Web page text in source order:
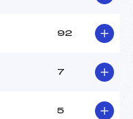
92
7
5